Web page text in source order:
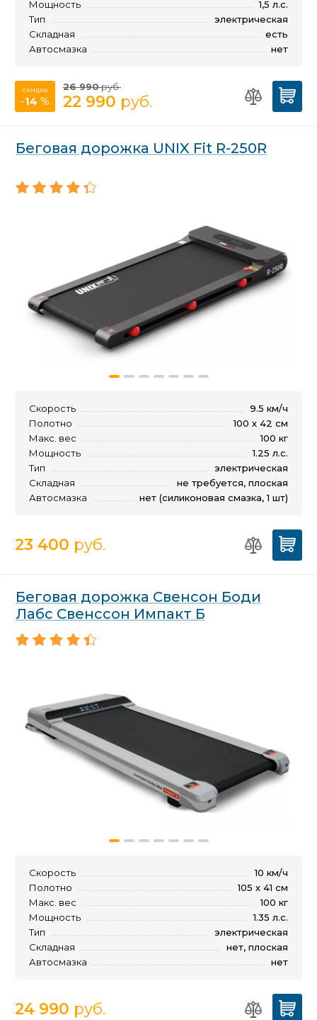
Мощность
1,5 л.с.
Тип
электрическая
Складная
есть
Автосмазка
нет
скидка
-14 %
26 990руб.
22 990 руб.
Беговая дорожка UNIX Fit R-250R
Скорость
9.5 км/ч
Полотно
100 х 42 см
Макс. вес
100 кг
Мощность
1.25 л.с.
Тип
электрическая
Складная
не требуется, плоская
Автосмазка
нет (силиконовая смазка, 1 шт)
23 400 руб.
Беговая дорожка Свенсон Боди
Лабс Свенссон Импакт Б
Скорость
10 км/ч
Полотно
105 х 41 см
Макс. вес
100 кг
Мощность
1.35 л.с.
Тип
электрическая
Складная
нет, плоская
Автосмазка
нет
24 990 руб.